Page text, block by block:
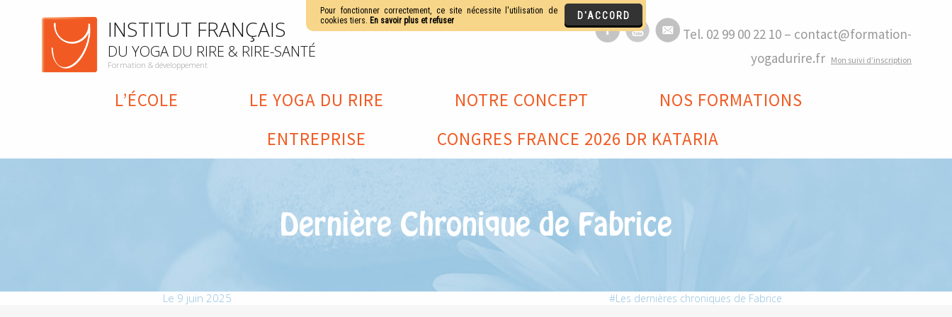
INSTITUT FRANÇAIS
DU YOGA DU RIRE & RIRE-SANTÉ
Formation & développement
Tel. 02 99 00 22 10 – contact@formation-
yogadurire.fr Mon suivi d’inscription
L’ÉCOLE LE YOGA DU RIRE NOTRE CONCEPT
NOS FORMATIONS
ENTREPRISE
CONGRES FRANCE 2026 DR KATARIA
Dernière Chronique de Fabrice
Le 9 juin 2025 Les dernières chroniques de Fabrice